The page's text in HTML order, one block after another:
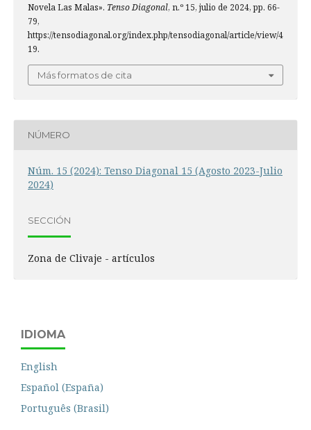
Novela Las Malas». Tenso Diagonal, n.º 15, julio de 2024, pp. 66-
79,
https://tensodiagonal.org/index.php/tensodiagonal/article/view/4
19.
Más formatos de cita
NÚMERO
Núm. 15 (2024): Tenso Diagonal 15 (Agosto 2023-Julio
2024)
SECCIÓN
Zona de Clivaje - artículos
IDIOMA
English
Español (España)
Português (Brasil)